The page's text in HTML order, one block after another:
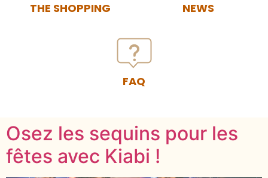
THE SHOPPING NEWS
FAQ
Osez les sequins pour les
fêtes avec Kiabi !